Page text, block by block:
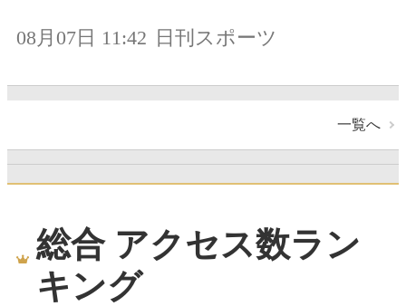
08月07日 11:42 日刊スポーツ
一覧へ
総合 アクセス数ラン
キング